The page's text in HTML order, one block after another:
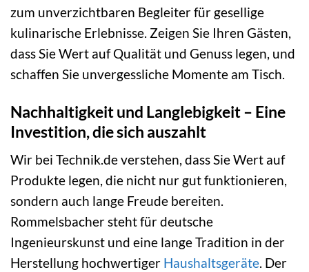
zum unverzichtbaren Begleiter für gesellige
kulinarische Erlebnisse. Zeigen Sie Ihren Gästen,
dass Sie Wert auf Qualität und Genuss legen, und
schaffen Sie unvergessliche Momente am Tisch.
Nachhaltigkeit und Langlebigkeit – Eine
Investition, die sich auszahlt
Wir bei Technik.de verstehen, dass Sie Wert auf
Produkte legen, die nicht nur gut funktionieren,
sondern auch lange Freude bereiten.
Rommelsbacher steht für deutsche
Ingenieurskunst und eine lange Tradition in der
Herstellung hochwertiger Haushaltsgeräte. Der